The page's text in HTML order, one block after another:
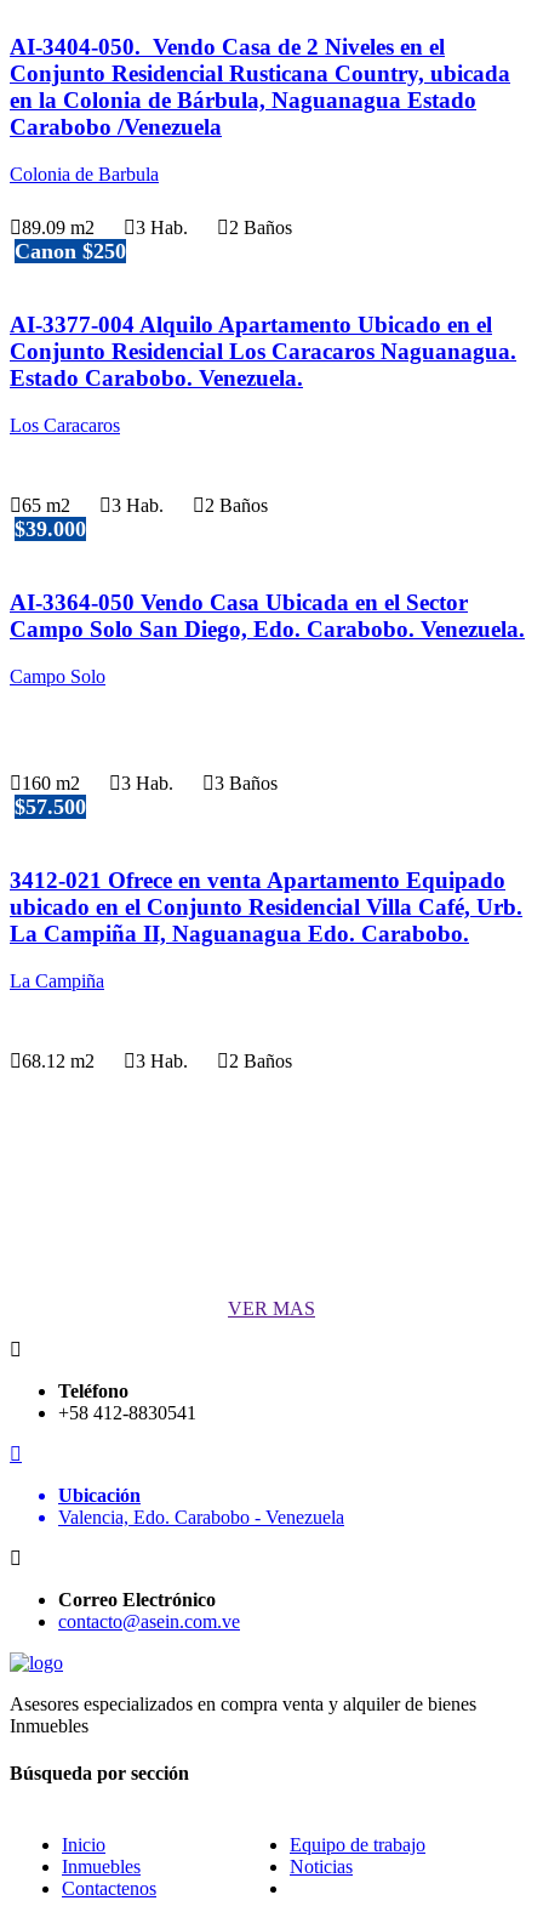
AI-3404-050. Vendo Casa de 2 Niveles en el
Conjunto Residencial Rusticana Country, ubicada
en la Colonia de Bárbula, Naguanagua Estado
Carabobo /Venezuela
Colonia de Barbula
89.09 m2 3 Hab. 2 Baños
Canon $250
AI-3377-004 Alquilo Apartamento Ubicado en el
Conjunto Residencial Los Caracaros Naguanagua.
Estado Carabobo. Venezuela.
Los Caracaros
65 m2 3 Hab. 2 Baños
$39.000
AI-3364-050 Vendo Casa Ubicada en el Sector
Campo Solo San Diego, Edo. Carabobo. Venezuela.
Campo Solo
160 m2 3 Hab. 3 Baños
$57.500
3412-021 Ofrece en venta Apartamento Equipado
ubicado en el Conjunto Residencial Villa Café, Urb.
La Campiña II, Naguanagua Edo. Carabobo.
La Campiña
68.12 m2 3 Hab. 2 Baños
VER MAS
Teléfono
+58 412-8830541
Ubicación
Valencia, Edo. Carabobo - Venezuela
Correo Electrónico
contacto@asein.com.ve
Asesores especializados en compra venta y alquiler de bienes
Inmuebles
Búsqueda por sección
Inicio
Inmuebles
Contactenos
Equipo de trabajo
Noticias